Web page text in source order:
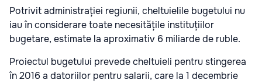
Potrivit administrației regiunii, cheltuielile bugetului nu
iau în considerare toate necesitățile instituțiilor
bugetare, estimate la aproximativ 6 miliarde de ruble.
Proiectul bugetului prevede cheltuieli pentru stingerea
în 2016 a datoriilor pentru salarii, care la 1 decembrie